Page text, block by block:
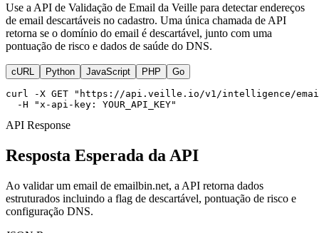
Use a API de Validação de Email da Veille para detectar endereços
de email descartáveis no cadastro. Uma única chamada de API
retorna se o domínio do email é descartável, junto com uma
pontuação de risco e dados de saúde do DNS.
cURL Python JavaScript PHP Go
curl -X GET "https://api.veille.io/v1/intelligence/
  -H "x-api-key: YOUR_API_KEY"
API Response
Resposta Esperada da API
Ao validar um email de emailbin.net, a API retorna dados
estruturados incluindo a flag de descartável, pontuação de risco e
configuração DNS.